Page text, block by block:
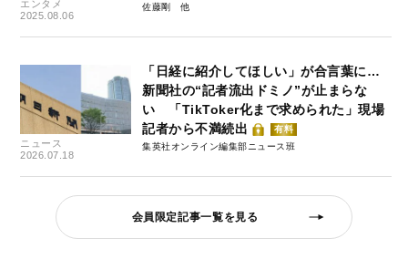
エンタメ
2025.08.06
佐藤剛
ニュース
2026.07.18
「日経に紹介してほしい」が合言葉に…
新聞社の“記者流出ドミノ”が止まらな
い 「TikToker化まで求められた」現場
記者から不満続出
有料
集英社オンライン編集部ニュース班
会員限定記事一覧を見る